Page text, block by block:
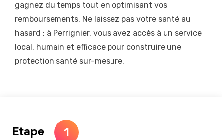
gagnez du temps tout en optimisant vos
remboursements. Ne laissez pas votre santé au
hasard : à Perrignier, vous avez accès à un service
local, humain et efficace pour construire une
protection santé sur-mesure.
Etape 1